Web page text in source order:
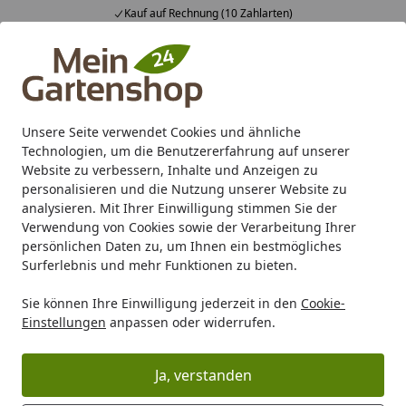
Unsere Seite verwendet Cookies und ähnliche
Technologien, um die Benutzererfahrung auf unserer
Website zu verbessern, Inhalte und Anzeigen zu
personalisieren und die Nutzung unserer Website zu
analysieren. Mit Ihrer Einwilligung stimmen Sie der
Verwendung von Cookies sowie der Verarbeitung Ihrer
persönlichen Daten zu, um Ihnen ein bestmögliches
Surferlebnis und mehr Funktionen zu bieten.
Sie können Ihre Einwilligung jederzeit in den Cookie-
Einstellungen anpassen oder widerrufen.
Ja, verstanden
Kauf auf Rechnung (10 Zahlarten)
Alle Produkte
Mein Konto
Suchen
Karibu Pools inkl. gratis Sandfilteranlage & Pool-
Starterset (Gesamtwert bis 468,99€)
Startseite
Marken Vitavia Vitavia Gewächshäuser Vitavia
Vitavia Freya
Ihre Artikelübersicht